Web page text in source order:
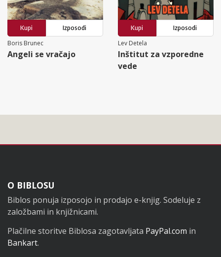
Kupi
Izposodi
Boris Brunec
Angeli se vračajo
Kupi
Izposodi
Lev Detela
Inštitut za vzporedne
vede
Noga
O BIBLOSU
Biblos ponuja izposojo in prodajo e-knjig. Sodeluje z
založbami in knjižnicami.
Plačilne storitve Biblosa zagotavljata PayPal.com in
Bankart.